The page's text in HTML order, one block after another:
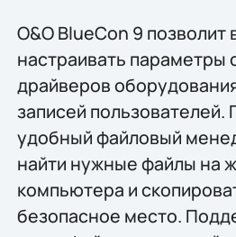
O&O BlueCon 9 позволит
настраивать параметры
драйверов
записей пользователей.
удобный файловый
найти нужные файлы на
компьютера и
безопасное место.